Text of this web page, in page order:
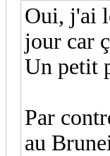
Oui, j'ai
jour car
Un petit
Par
au